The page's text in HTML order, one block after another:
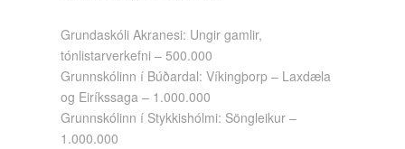
Grundaskóli Akranesi: Ungir gamlir,
tónlistarverkefni – 500.000
Grunnskólinn í Búðardal: Víkingþorp – Laxdæla
og Eiríkssaga – 1.000.000
Grunnskólinn í Stykkishólmi: Söngleikur –
1.000.000